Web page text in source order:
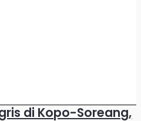
di Kopo-Soreang,